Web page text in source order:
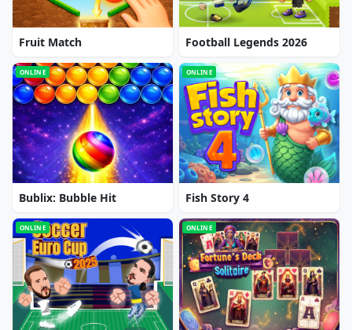
Fruit Match Football Legends 2026
ONLINE
Bublix: Bubble Hit
ONLINE
Fish Story 4
ONLINE ONLINE